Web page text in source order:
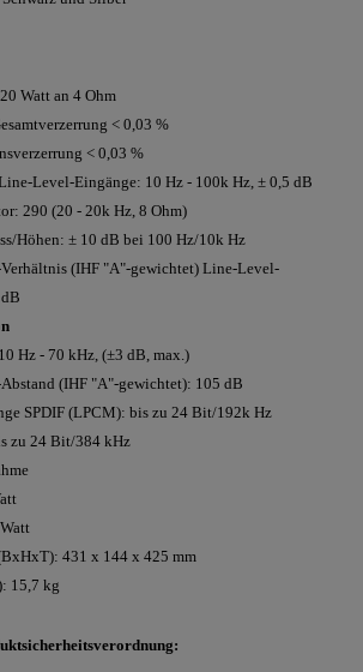
Watt an 4 Ohm
< 0,03 %
< 0,03 %
Level-Eingänge: 10 Hz - 100k Hz, ± 0,5 dB
290 (20 - 20k Hz, 8 Ohm)
Höhen: ± 10 dB bei 100 Hz/10k Hz
(IHF "A"-gewichtet) Line-Level-
Hz - 70 kHz, (±3 dB, max.)
(IHF "A"-gewichtet): 105 dB
SPDIF (LPCM): bis zu 24 Bit/192k Hz
zu 24 Bit/384 kHz
431 x 144 x 425 mm
15,7 kg